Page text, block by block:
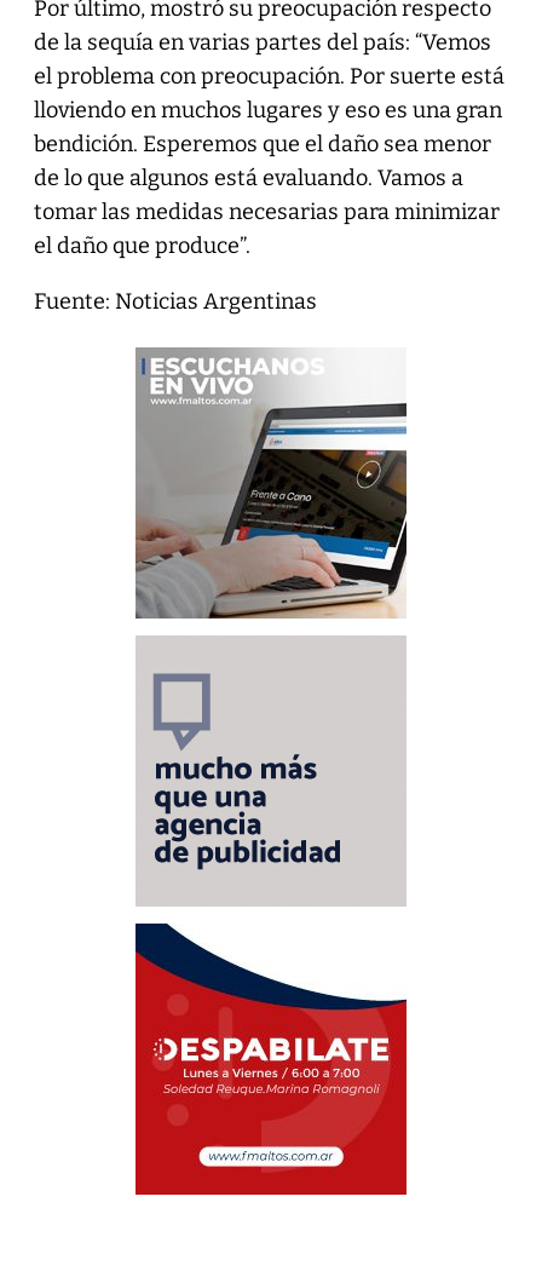
Por último, mostró su preocupación respecto
de la sequía en varias partes del país: “Vemos
el problema con preocupación. Por suerte está
lloviendo en muchos lugares y eso es una gran
bendición. Esperemos que el daño sea menor
de lo que algunos está evaluando. Vamos a
tomar las medidas necesarias para minimizar
el daño que produce”.
Fuente: Noticias Argentinas